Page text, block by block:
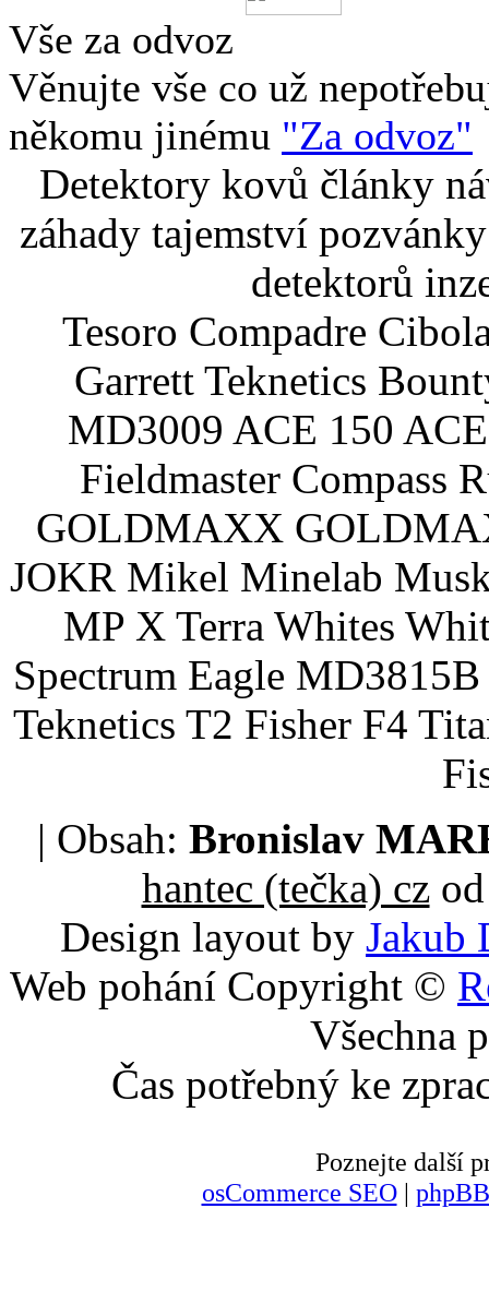
Vše za odvoz
Věnujte vše co už
někomu jinému "Za odvoz"
Detektory kovů články
záhady tajemství
detektorů
Tesoro Compadre
Garrett Teknetics
MD3009 ACE 150
Fieldmaster Compass
GOLDMAXX
JOKR Mikel Minelab
MP X Terra Whites
Spectrum Eagle
Teknetics T2 Fisher F4
| Obsah: Bronislav
hantec (tečka) czod
Design layout by Jakub
Web pohání Copyright ©
Všechna
Čas potřebný ke
Poznejte další
osCommerce SEO|